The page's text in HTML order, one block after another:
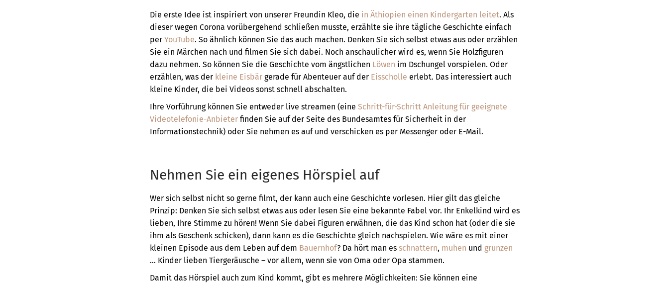
Die erste Idee ist inspiriert von unserer Freundin Kleo, die in Äthiopien einen Kindergarten leitet. Als
dieser wegen Corona vorübergehend schließen musste, erzählte sie ihre tägliche Geschichte einfach
per YouTube. So ähnlich können Sie das auch machen. Denken Sie sich selbst etwas aus oder erzählen
Sie ein Märchen nach und filmen Sie sich dabei. Noch anschaulicher wird es, wenn Sie Holzfiguren
dazu nehmen. So können Sie die Geschichte vom ängstlichen Löwen im Dschungel vorspielen. Oder
erzählen, was der kleine Eisbärgerade für Abenteuer auf der Eisscholle erlebt. Das interessiert auch
kleine Kinder, die bei Videos sonst schnell abschalten.
Ihre Vorführung können Sie entweder live streamen (eine Schritt-für-Schritt Anleitung für geeignete
Videotelefonie-Anbieterfinden Sie auf der Seite des Bundesamtes für Sicherheit in der
Informationstechnik) oder Sie nehmen es auf und verschicken es per Messenger oder E-Mail.
Nehmen Sie ein eigenes Hörspiel auf
Wer sich selbst nicht so gerne filmt, der kann auch eine Geschichte vorlesen. Hier gilt das gleiche
Prinzip: Denken Sie sich selbst etwas aus oder lesen Sie eine bekannte Fabel vor. Ihr Enkelkind wird es
lieben, Ihre Stimme zu hören! Wenn Sie dabei Figuren erwähnen, die das Kind schon hat (oder die sie
ihm als Geschenk schicken), dann kann es die Geschichte gleich nachspielen. Wie wäre es mit einer
kleinen Episode aus dem Leben auf dem Bauernhof? Da hört man es schnattern, muhen und grunzen
… Kinder lieben Tiergeräusche – vor allem, wenn sie von Oma oder Opa stammen.
Damit das Hörspiel auch zum Kind kommt, gibt es mehrere Möglichkeiten: Sie können eine